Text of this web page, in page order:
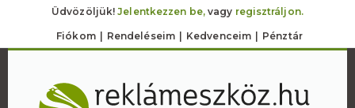
Üdvözöljük!Jelentkezzen be,vagy regisztráljon.
Fiókom Rendeléseim Kedvenceim Pénztár